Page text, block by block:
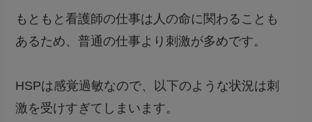
もともと看護師の仕事は人の命に関わることも
あるため、普通の仕事より刺激が多めです。
HSPは感覚過敏なので、以下のような状況は刺
激を受けすぎてしまいます。